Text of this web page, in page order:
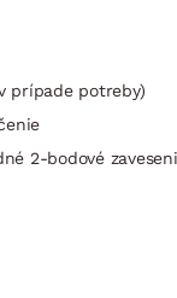
prípade potreby)
2-bodové